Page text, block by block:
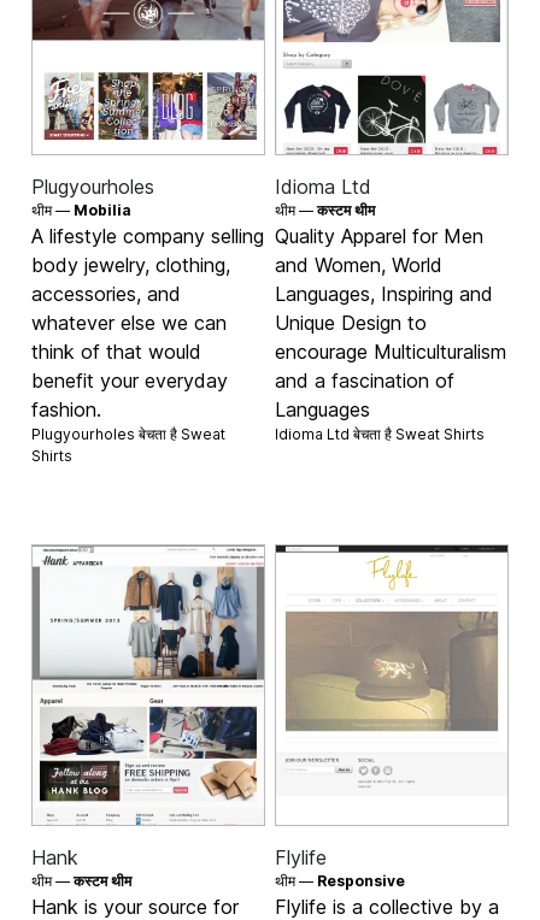
Plugyourholes
थीम — Mobilia
A lifestyle company selling
body jewelry, clothing,
accessories, and
whatever else we can
think of that would
benefit your everyday
fashion.
Plugyourholes बेचता है Sweat
Shirts
Idioma Ltd
थीम —कस्टम थीम
Quality Apparel for Men
and Women, World
Languages, Inspiring and
Unique Design to
encourage Multiculturalism
and a fascination of
Languages
Idioma Ltd बेचता है Sweat Shirts
Hank
थीम —कस्टम थीम
Hank is your source for
Flylife
थीम — Responsive
Flylife is a collective by a